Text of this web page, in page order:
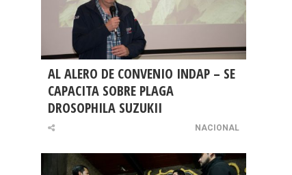
AL ALERO DE CONVENIO INDAP – SE
CAPACITA SOBRE PLAGA
DROSOPHILA SUZUKII
NACIONAL